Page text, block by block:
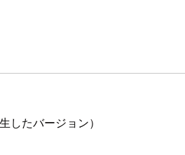
したバージョン）